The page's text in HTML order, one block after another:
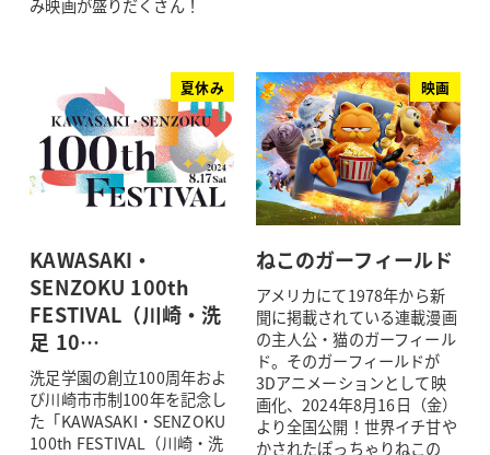
み映画が盛りだくさん！
夏休み
KAWASAKI・
SENZOKU 100th
FESTIVAL（川崎・洗
足 10…
洗足学園の創立100周年およ
び川崎市市制100年を記念し
た「KAWASAKI・SENZOKU
100th FESTIVAL（川崎・洗
映画
ねこのガーフィールド
アメリカにて1978年から新
聞に掲載されている連載漫画
の主人公・猫のガーフィール
ド。そのガーフィールドが
3Dアニメーションとして映
画化、2024年8月16日（金）
より全国公開！世界イチ甘や
かされたぽっちゃりねこの